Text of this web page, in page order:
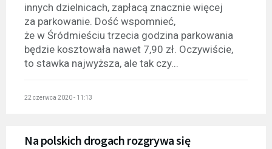
innych dzielnicach, zapłacą znacznie więcej
za parkowanie. Dość wspomnieć,
że w Śródmieściu trzecia godzina parkowania
będzie kosztowała nawet 7,90 zł. Oczywiście,
to stawka najwyższa, ale tak czy...
22 czerwca 2020 - 11:13
Na polskich drogach rozgrywa się